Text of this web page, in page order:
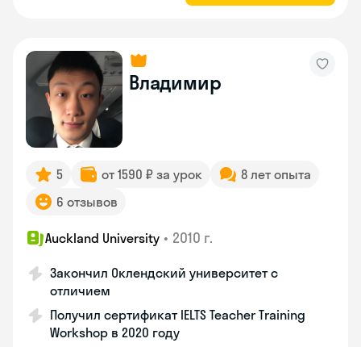
Владимир
5 от 1590 ₽ за урок
8 лет опыта
6 отзывов
Auckland University • 2010 г.
Закончил Оклендский университет с
отличием
Получил сертификат IELTS Teacher Training
Workshop в 2020 году